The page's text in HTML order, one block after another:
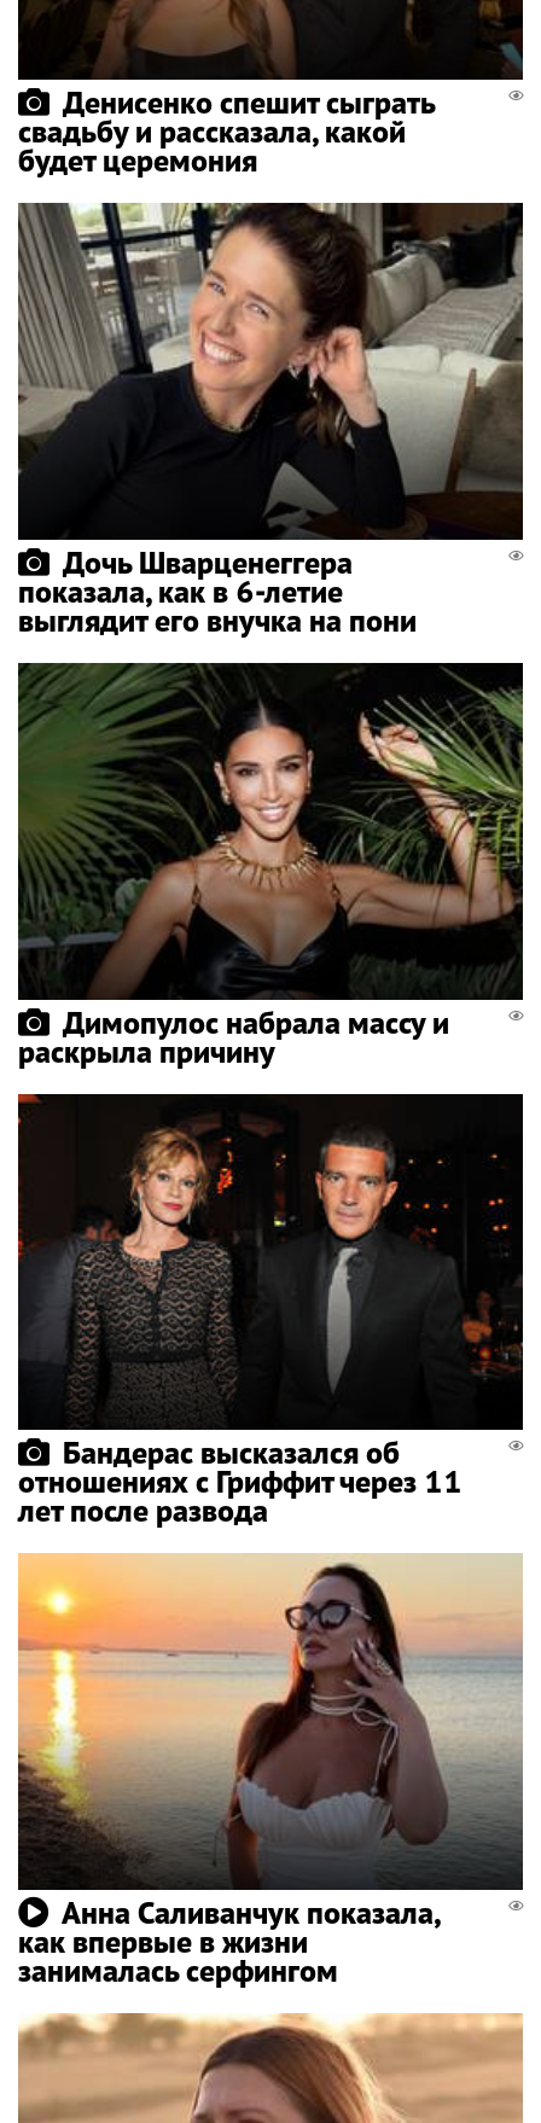
Денисенко спешит сыграть
свадьбу и рассказала, какой
будет церемония
Дочь Шварценеггера
показала, как в 6-летие
выглядит его внучка на пони
Димопулос набрала массу и
раскрыла причину
Бандерас высказался об
отношениях с Гриффит через 11
лет после развода
Анна Саливанчук показала,
как впервые в жизни
занималась серфингом